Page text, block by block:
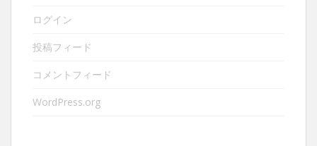
ログイン
投稿フィード
コメントフィード
WordPress.org